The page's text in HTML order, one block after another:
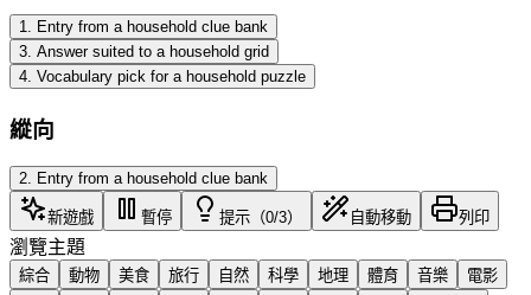
1. Entry from a household clue bank
3. Answer suited to a household grid
4. Vocabulary pick for a household puzzle
縱向
2 Entry from a household clue bank
新遊戲 暫停 提示（0/3） 自動移動 列印
瀏覽主題
綜合 動物 美食 旅行 自然 科學 地理 體育 音樂 電影